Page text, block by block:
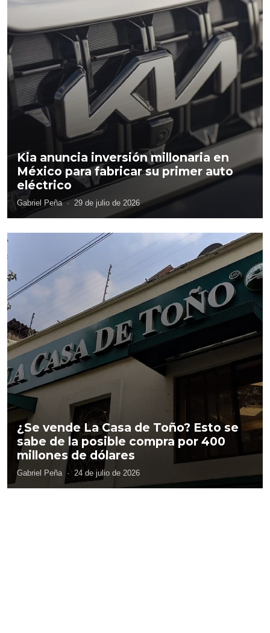
Kia anuncia inversión millonaria en
México para fabricar su primer auto
eléctrico
Gabriel Peña · 29 de julio de 2026
¿Se vende La Casa de Toño? Esto se
sabe de la posible compra por 400
millones de dólares
Gabriel Peña · 24 de julio de 2026